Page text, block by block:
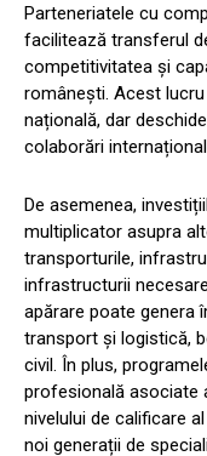
Parteneriatele cu
facilitează transferul
competitivitatea și
românești. Acest
națională, dar
colaborări
De asemenea,
multiplicator asupra
transporturile,
infrastructurii
apărare poate genera
transport și logistică,
civil. În plus,
profesională asociate
nivelului de calificare
noi generații de